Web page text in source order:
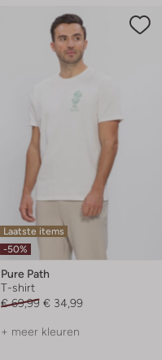
Laatste items
-50%
Pure Path
T-shirt
€ 69,99 € 34,99
+ meer kleuren